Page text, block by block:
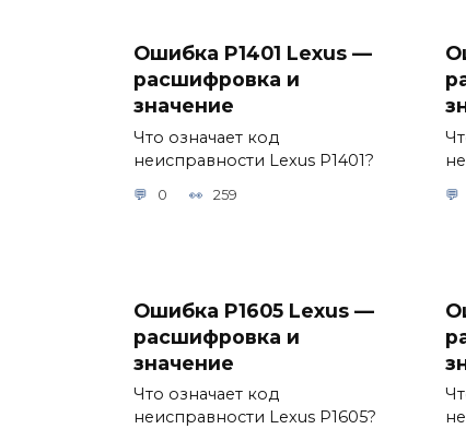
Ошибка P1401 Lexus —
расшифровка и
значение
Что означает код
неисправности Lexus P1401?
0 259
Ошибка P1605 Lexus —
расшифровка и
значение
Что означает код
неисправности Lexus P1605?